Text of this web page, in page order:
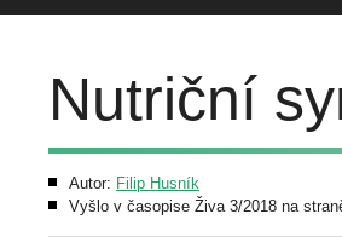
Nutriční
Autor: Filip Husník
Vyšlo v časopise Živa 3/2018 na